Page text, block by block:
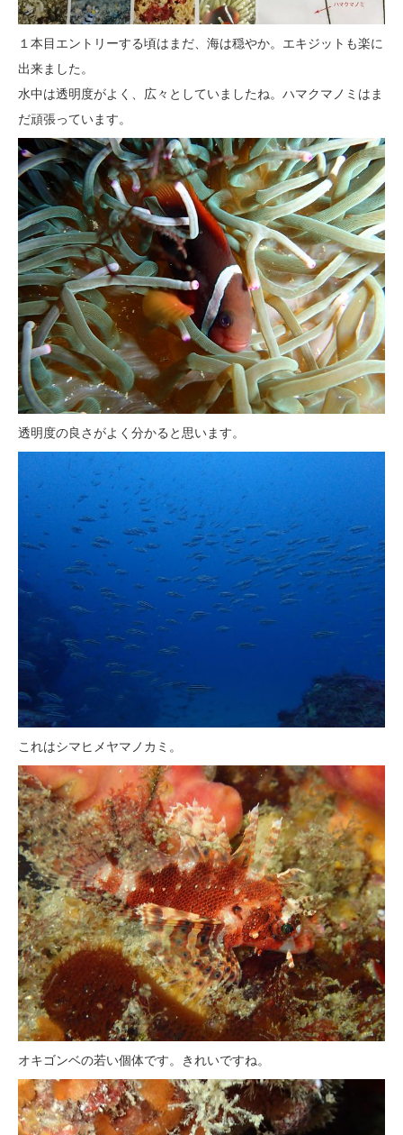
１本目エントリーする頃はまだ、海は穏やか。エキジットも楽に
出来ました。
水中は透明度がよく、広々としていましたね。ハマクマノミはま
だ頑張っています。
透明度の良さがよく分かると思います。
これはシマヒメヤマノカミ。
オキゴンベの若い個体です。きれいですね。